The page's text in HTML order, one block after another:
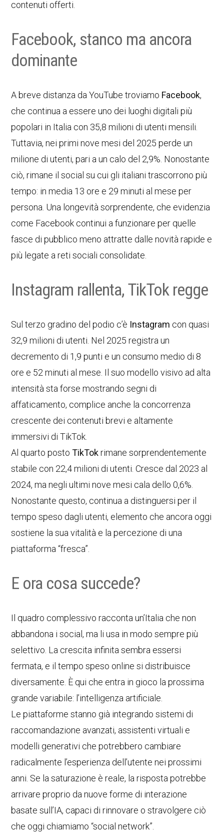
contenuti offerti.
Facebook, stanco ma ancora
dominante
A breve distanza da YouTube troviamo Facebook,
che continua a essere uno dei luoghi digitali più
popolari in Italia con 35,8 milioni di utenti mensili.
Tuttavia, nei primi nove mesi del 2025 perde un
milione di utenti, pari a un calo del 2,9%. Nonostante
ciò, rimane il social su cui gli italiani trascorrono più
tempo: in media 13 ore e 29 minuti al mese per
persona. Una longevità sorprendente, che evidenzia
come Facebook continui a funzionare per quelle
fasce di pubblico meno attratte dalle novità rapide e
più legate a reti sociali consolidate.
Instagram rallenta, TikTok regge
Sul terzo gradino del podio c’è Instagram con quasi
32,9 milioni di utenti. Nel 2025 registra un
decremento di 1,9 punti e un consumo medio di 8
ore e 52 minuti al mese. Il suo modello visivo ad alta
intensità sta forse mostrando segni di
affaticamento, complice anche la concorrenza
crescente dei contenuti brevi e altamente
immersivi di TikTok.
Al quarto postoTikTokrimane sorprendentemente
stabile con 22,4 milioni di utenti. Cresce dal 2023 al
2024, ma negli ultimi nove mesi cala dello 0,6%.
Nonostante questo, continua a distinguersi per il
tempo speso dagli utenti, elemento che ancora oggi
sostiene la sua vitalità e la percezione di una
piattaforma “fresca”.
E ora cosa succede?
Il quadro complessivo racconta un’Italia che non
abbandona i social, ma li usa in modo sempre più
selettivo. La crescita infinita sembra essersi
fermata, e il tempo speso online si distribuisce
diversamente. È qui che entra in gioco la prossima
grande variabile: l’intelligenza artificiale.
Le piattaforme stanno già integrando sistemi di
raccomandazione avanzati, assistenti virtuali e
modelli generativi che potrebbero cambiare
radicalmente l’esperienza dell’utente nei prossimi
anni. Se la saturazione è reale, la risposta potrebbe
arrivare proprio da nuove forme di interazione
basate sull’IA, capaci di rinnovare o stravolgere ciò
che oggi chiamiamo “social network”.